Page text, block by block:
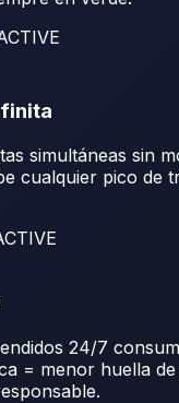
simultáneas sin
cualquier pico de
24/7
= menor huella